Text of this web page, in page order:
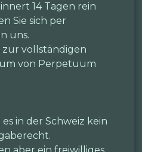
14 Tagen rein
Sie sich per
uns.
zur vollständigen
von Perpetuum
in der Schweiz kein